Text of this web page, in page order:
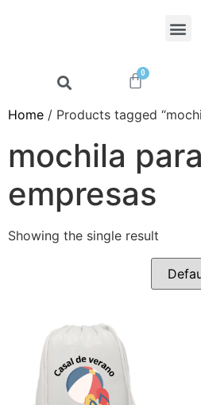
0
Home / Products tagged
mochila para
empresas
Showing the single result